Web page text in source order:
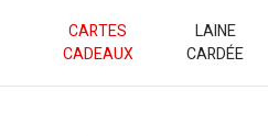
CARTES
CADEAUX
LAINE
CARDÉE